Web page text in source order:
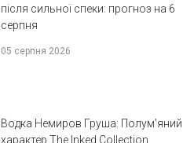
після сильної спеки: прогноз на 6
серпня
05 серпня 2026
Водка Немиров Груша: Полум'яний
характер The Inked Collection